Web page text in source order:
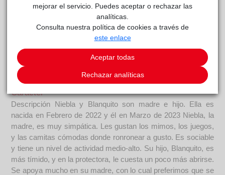
reside actualmente en el centro de
acogida
La madrileña
COMENTARIOS
Carácter
Descripción Niebla y Blanquito son madre e hijo. Ella es
nacida en Febrero de 2022 y él en Marzo de 2023 Niebla, la
madre, es muy simpática. Les gustan los mimos, los juegos,
y las camitas cómodas donde ronronear a gusto. Es sociable
y tiene un nivel de actividad medio-alto. Su hijo, Blanquito, es
más tímido, y en la protectora, le cuesta un poco más abrirse.
Se apoya mucho en su madre, con lo cual preferimos que se
mejorar el servicio. Puedes aceptar o rechazar las
analíticas.
Consulta nuestra política de cookies a través de
este enlace
Aceptar todas
Rechazar analíticas